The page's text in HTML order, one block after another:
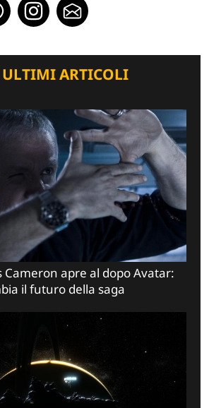
ARTICOLI
Cameron apre al dopo Avatar:
il futuro della saga